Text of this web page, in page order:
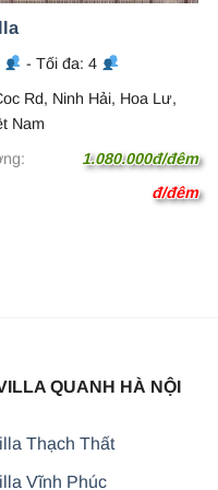
- Tối đa: 4
Rd, Ninh Hải, Hoa Lư,
Nam
1.080.000đ/đêm
đ/đêm
QUANH HÀ NỘI
Thạch Thất
Vĩnh Phúc